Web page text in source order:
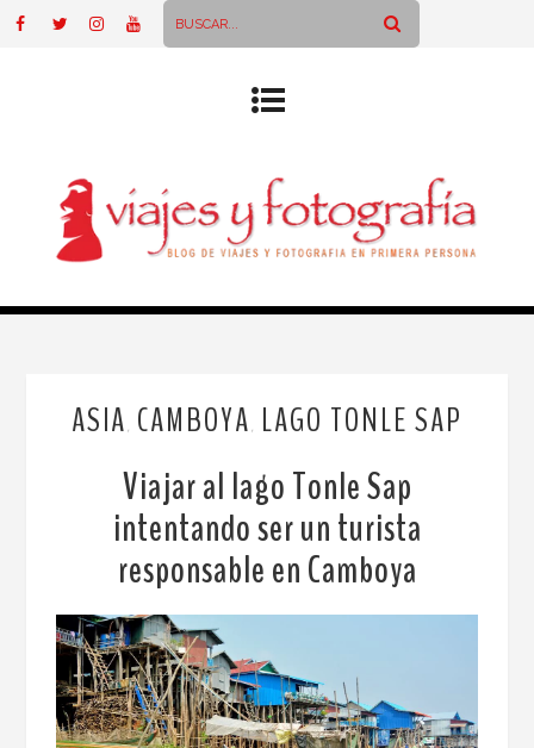
ASIA CAMBOYA LAGO TONLE SAP
Viajar al lago Tonle Sap
intentando ser un turista
responsable en Camboya